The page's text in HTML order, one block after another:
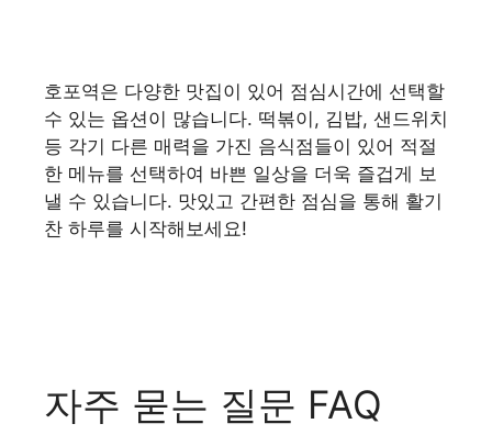
호포역은 다양한 맛집이 있어 점심시간에 선택할
수 있는 옵션이 많습니다. 떡볶이, 김밥, 샌드위치
등 각기 다른 매력을 가진 음식점들이 있어 적절
한 메뉴를 선택하여 바쁜 일상을 더욱 즐겁게 보
낼 수 있습니다. 맛있고 간편한 점심을 통해 활기
찬 하루를 시작해보세요!
자주 묻는 질문 FAQ